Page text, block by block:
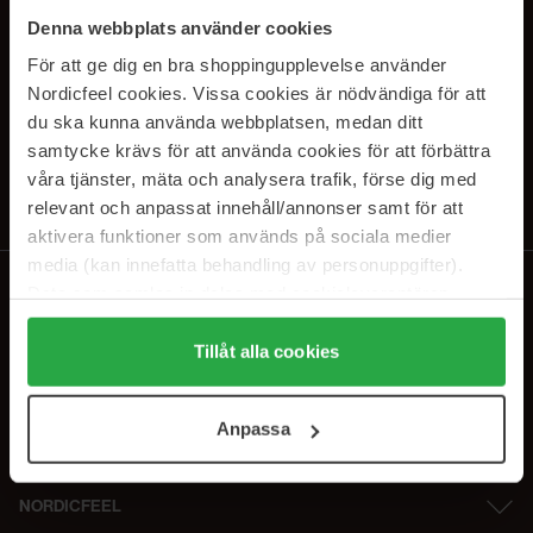
Denna webbplats använder cookies
För att ge dig en bra shoppingupplevelse använder
Nordicfeel cookies. Vissa cookies är nödvändiga för att
du ska kunna använda webbplatsen, medan ditt
samtycke krävs för att använda cookies för att förbättra
våra tjänster, mäta och analysera trafik, förse dig med
relevant och anpassat innehåll/annonser samt för att
aktivera funktioner som används på sociala medier
media (kan innefatta behandling av personuppgifter).
Genom att trycka på "Tillåt alla cookies" accepterar du
alla cookies, medan du under "Detaljer" kan anpassa
användningen av cookies. Du kan när som helst återkalla
samt vår Integritetspolicy.
Tillåt alla cookies
Anpassa
SUBSCRIBE TO OUR
NEWSLETTER
Ved å abonnere godtar du vårpersonvernerklæring. Du kan melde deg
av når som helst.
NORDICFEEL